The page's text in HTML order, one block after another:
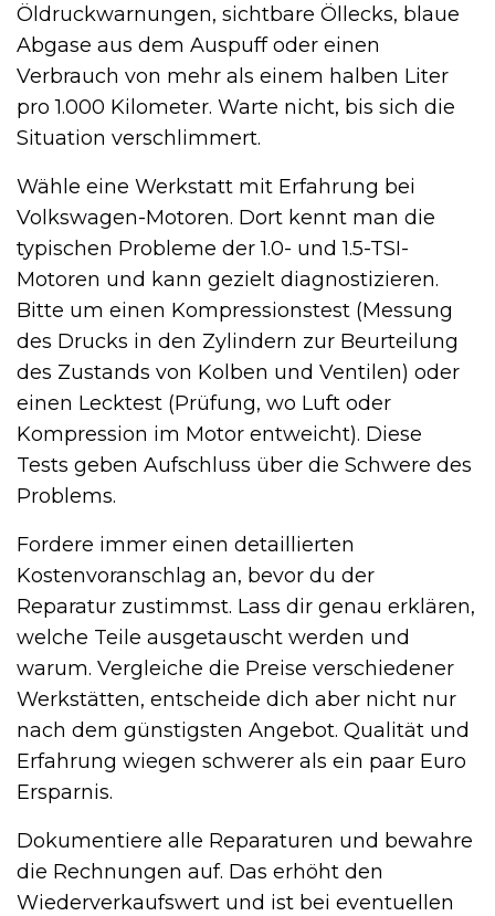
Öldruckwarnungen, sichtbare Öllecks, blaue
Abgase aus dem Auspuff oder einen
Verbrauch von mehr als einem halben Liter
pro 1.000 Kilometer. Warte nicht, bis sich die
Situation verschlimmert.
Wähle eine Werkstatt mit Erfahrung bei
Volkswagen-Motoren. Dort kennt man die
typischen Probleme der 1.0- und 1.5-TSI-
Motoren und kann gezielt diagnostizieren.
Bitte um einen Kompressionstest (Messung
des Drucks in den Zylindern zur Beurteilung
des Zustands von Kolben und Ventilen) oder
einen Lecktest (Prüfung, wo Luft oder
Kompression im Motor entweicht). Diese
Tests geben Aufschluss über die Schwere des
Problems.
Fordere immer einen detaillierten
Kostenvoranschlag an, bevor du der
Reparatur zustimmst. Lass dir genau erklären,
welche Teile ausgetauscht werden und
warum. Vergleiche die Preise verschiedener
Werkstätten, entscheide dich aber nicht nur
nach dem günstigsten Angebot. Qualität und
Erfahrung wiegen schwerer als ein paar Euro
Ersparnis.
Dokumentiere alle Reparaturen und bewahre
die Rechnungen auf. Das erhöht den
Wiederverkaufswert und ist bei eventuellen